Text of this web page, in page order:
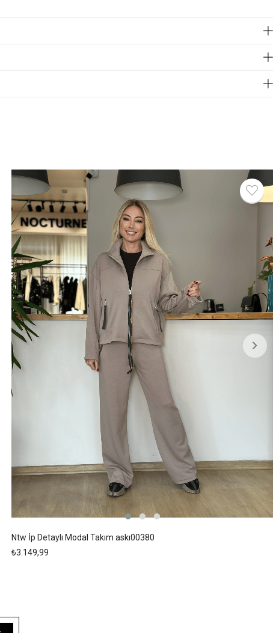
Ntw İp Detaylı Modal Takım askı00380
₺3.149,99